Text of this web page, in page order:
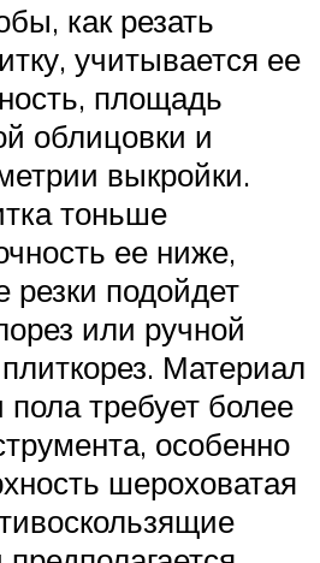
как резать
учитывается ее
площадь
облицовки и
выкройки.
тоньше
ее ниже,
резки подойдет
или ручной
Материал
требует более
особенно
шероховатая